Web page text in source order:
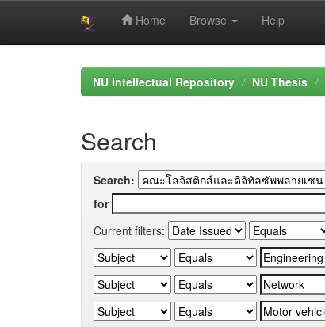
Home Browse Help
NU Intellectual Repository NU Thesis
Search
Search:
for
Current filters: